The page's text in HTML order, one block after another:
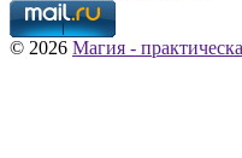
© 2026 Магия -